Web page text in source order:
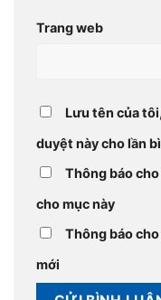
Trang web
Lưu tên của
duyệt này cho lần
Thông báo
cho mục này
Thông báo
mới